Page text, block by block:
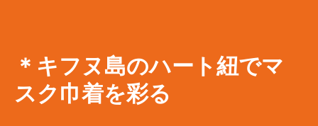
＊キフヌ島のハート紐でマ
スク巾着を彩る